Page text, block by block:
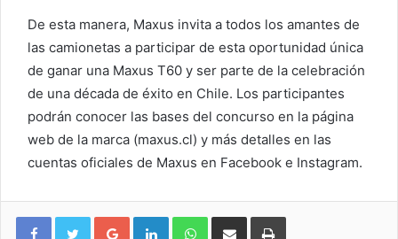
De esta manera, Maxus invita a todos los amantes de
las camionetas a participar de esta oportunidad única
de ganar una Maxus T60 y ser parte de la celebración
de una década de éxito en Chile. Los participantes
podrán conocer las bases del concurso en la página
web de la marca (maxus.cl) y más detalles en las
cuentas oficiales de Maxus en Facebook e Instagram.
Google+ LinkedIn WhatsApp